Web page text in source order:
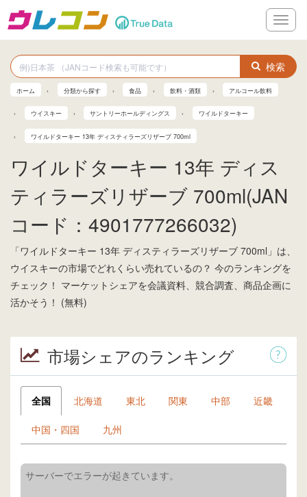
メ
ニ
ー
検索
ホーム 分類から探す 食品 飲料・酒類 アルコール飲料
ウイスキー サントリーホールディングス ワイルドターキー
ワイルドターキー 13年 ディスティラーズリザーブ 700ml
ワイルドターキー 13年 ディス
ティラーズリザーブ 700ml(JAN
コード：4901777266032)
「ワイルドターキー 13年 ディスティラーズリザーブ 700ml」は、
ウイスキーの市場でどれくらい売れているの？ 今のランキングを
チェック！ マーケットシェアを会議資料、競合調査、商品企画に
活かそう！ (無料)
市場シェアのランキング
全国 北海道 東北 関東 中部 近畿
中国・四国 九州